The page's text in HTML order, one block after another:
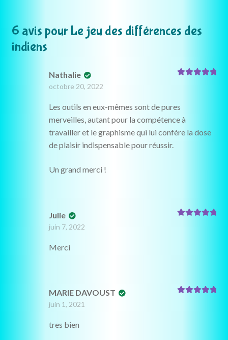
6 avis pour Le jeu des différences des
indiens
Nathalie
octobre 20, 2022
Les outils en eux-mêmes sont de pures
merveilles, autant pour la compétence à
travailler et le graphisme qui lui confère la dose
de plaisir indispensable pour réussir.
Un grand merci !
Julie
juin 7, 2022
Merci
MARIE DAVOUST
juin 1, 2021
tres bien